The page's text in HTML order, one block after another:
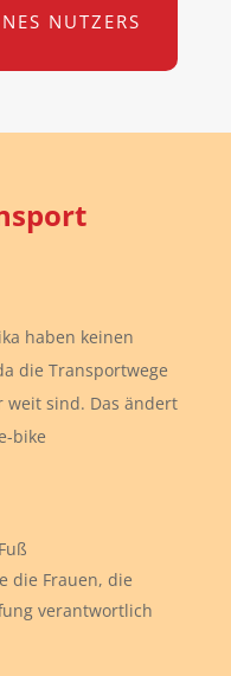
NUTZERS
haben keinen
die Transportwege
weit sind. Das ändert
bike
die Frauen, die
verantwortlich